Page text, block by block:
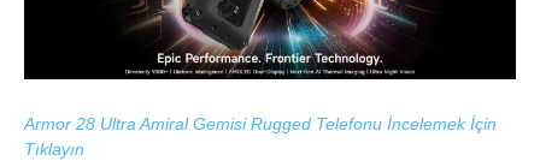
Armor 28 Ultra Amiral Gemisi Rugged Telefonu İncelemek İçin
Tıklayın